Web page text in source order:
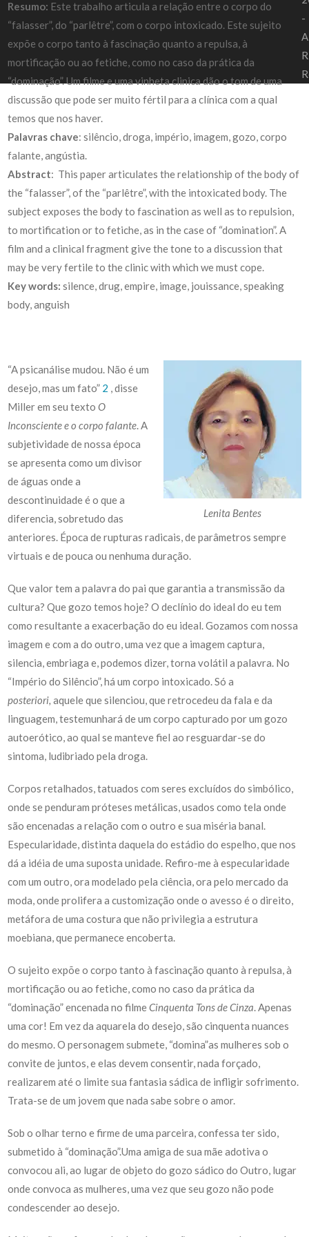
Resumo: Este trabalho articula a relação entre o corpo do
“falasser”, do “parlêtre”, com o corpo intoxicado. Este sujeito
expõe o corpo tanto à fascinação quanto a repulsa, à
mortificação ou ao fetiche, como no caso da prática da
“dominação”. Um filme e uma vinheta clinica dão o tom de uma
discussão que pode ser muito fértil para a clínica com a qual
temos que nos haver.
Palavras chave: silêncio, droga, império, imagem, gozo, corpo
falante, angústia.
Abstract: This paper articulates the relationship of the body of
the “falasser”, of the “parlêtre”, with the intoxicated body. The
subject exposes the body to fascination as well as to repulsion,
to mortification or to fetiche, as in the case of “domination”. A
film and a clinical fragment give the tone to a discussion that
may be very fertile to the clinic with which we must cope.
Key words: silence, drug, empire, image, jouissance, speaking
body, anguish
Lenita Bentes
“A psicanálise mudou. Não é um
desejo, mas um fato” 2 , disse
Miller em seu textoO
Inconsciente e o corpo falante. A
subjetividade de nossa época
se apresenta como um divisor
de águas onde a
descontinuidade é o que a
diferencia, sobretudo das
anteriores. Época de rupturas radicais, de parâmetros sempre
virtuais e de pouca ou nenhuma duração.
Que valor tem a palavra do pai que garantia a transmissão da
cultura? Que gozo temos hoje? O declínio do ideal do eu tem
como resultante a exacerbação do eu ideal. Gozamos com nossa
imagem e com a do outro, uma vez que a imagem captura,
silencia, embriaga e, podemos dizer, torna volátil a palavra. No
“Império do Silêncio”, há um corpo intoxicado. Só a
posteriori,aquele que silenciou, que retrocedeu da fala e da
linguagem, testemunhará de um corpo capturado por um gozo
autoerótico, ao qual se manteve fiel ao resguardar-se do
sintoma, ludibriado pela droga.
Corpos retalhados, tatuados com seres excluídos do simbólico,
onde se penduram próteses metálicas, usados como tela onde
são encenadas a relação com o outro e sua miséria banal.
Especularidade, distinta daquela do estádio do espelho, que nos
dá a idéia de uma suposta unidade. Refiro-me à especularidade
com um outro, ora modelado pela ciência, ora pelo mercado da
moda, onde prolifera a customização onde o avesso é o direito,
metáfora de uma costura que não privilegia a estrutura
moebiana, que permanece encoberta.
O sujeito expõe o corpo tanto à fascinação quanto à repulsa, à
mortificação ou ao fetiche, como no caso da prática da
“dominação” encenada no filmeCinquenta Tons de Cinza. Apenas
uma cor! Em vez da aquarela do desejo, são cinquenta nuances
do mesmo. O personagem submete, “domina”as mulheres sob o
convite de juntos, e elas devem consentir, nada forçado,
realizarem até o limite sua fantasia sádica de infligir sofrimento.
Trata-se de um jovem que nada sabe sobre o amor.
Sob o olhar terno e firme de uma parceira, confessa ter sido,
submetido à “dominação”.Uma amiga de sua mãe adotiva o
convocou ali, ao lugar de objeto do gozo sádico do Outro, lugar
onde convoca as mulheres, uma vez que seu gozo não pode
condescender ao desejo.
-